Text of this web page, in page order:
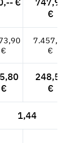
€
747,90
€
€
7.457,06
€
€
248,57
€
1,44